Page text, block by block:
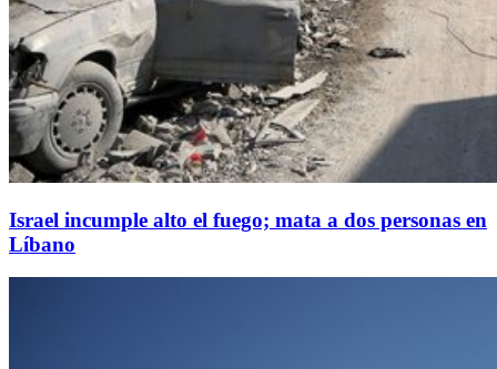
Israel incumple alto el fuego; mata a dos personas en
Líbano